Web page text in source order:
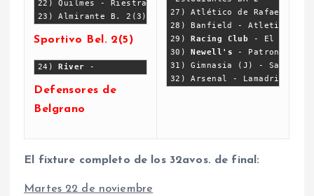
22) Quilmes - Riestra
23) Almirante B. 2(3) -
Sportivo Bel. 2(5)
24) River -
Defensores de
Belgrano
27) Atlético de Rafaela -
28) Banfield - Atletico
29) Racing Club - El
30) Newell's - Patronato
31) Gimnasia (J) -
32) Arsenal - Lamadrid
El fixture completo de los 32avos. de final:
Martes 22 de noviembre